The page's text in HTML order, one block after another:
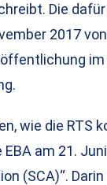
Die
2017
wie die RTS
am 21.
(SCA)“.